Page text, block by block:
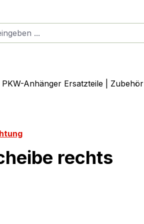
PKW-Anhänger Ersatzteile | Zubehör
rechts